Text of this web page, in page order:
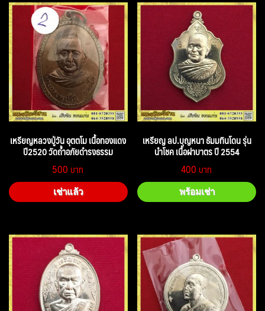
เหรียญหลวงปู่วัน อุตตโม เนื้อทองแดง
ปี2520 วัดถ้ำอภัยดำรงธรรม
500
เช่าแล้ว
เหรียญ ลป.บุญหนา ธัมมทินโดน รุ่น
นำโชค เนื้อฝาบาตร ปี 2554
400
พร้อมเช่า